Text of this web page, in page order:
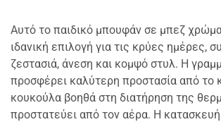
Αυτό το παιδικό μπουφάν σε μπεζ
ιδανική επιλογή για τις κρύες ημέρες,
ζεστασιά, άνεση και κομψό στυλ. Η
προσφέρει καλύτερη προστασία από το
κουκούλα βοηθά στη διατήρηση της
προστατεύει από τον αέρα. Η κατασκευή